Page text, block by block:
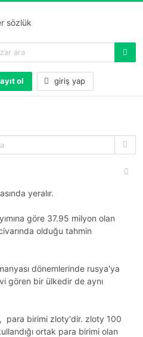
ol giriş yap
yeralır.
göre 37.95 milyon olan
olduğu tahmin
dönemlerinde rusya'ya
gören bir ülkedir de aynı
para birimi zloty'dir. zloty 100
ortak para birimi olan